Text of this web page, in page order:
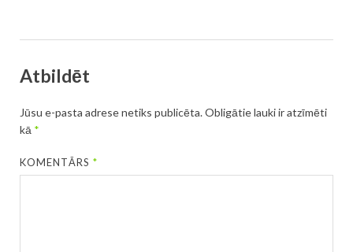
Atbildēt
Jūsu e-pasta adrese netiks publicēta.Obligātie lauki ir atzīmēti
kā *
KOMENTĀRS*